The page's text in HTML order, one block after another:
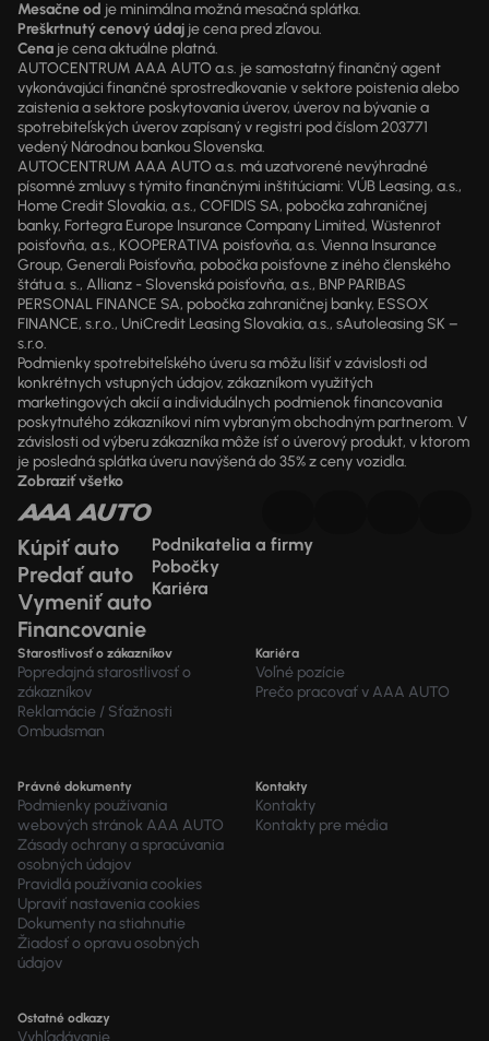
Mesačne od je minimálna možná mesačná splátka.
Preškrtnutý cenový údaj je cena pred zľavou.
Cena je cena aktuálne platná.
AUTOCENTRUM AAA AUTO a.s. je samostatný finančný agent
vykonávajúci finančné sprostredkovanie v sektore poistenia alebo
zaistenia a sektore poskytovania úverov, úverov na bývanie a
spotrebiteľských úverov zapísaný v registri pod číslom 203771
vedený Národnou bankou Slovenska.
AUTOCENTRUM AAA AUTO a.s. má uzatvorené nevýhradné
písomné zmluvy s týmito finančnými inštitúciami: VÚB Leasing, a.s.,
Home Credit Slovakia, a.s., COFIDIS SA, pobočka zahraničnej
banky, Fortegra Europe Insurance Company Limited, Wüstenrot
poisťovňa, a.s., KOOPERATIVA poisťovňa, a.s. Vienna Insurance
Group, Generali Poisťovňa, pobočka poisťovne z iného členského
štátu a. s., Allianz - Slovenská poisťovňa, a.s., BNP PARIBAS
PERSONAL FINANCE SA, pobočka zahraničnej banky, ESSOX
FINANCE, s.r.o., UniCredit Leasing Slovakia, a.s., sAutoleasing SK –
s.r.o.
Podmienky spotrebiteľského úveru sa môžu líšiť v závislosti od
konkrétnych vstupných údajov, zákazníkom využitých
marketingových akcií a individuálnych podmienok financovania
poskytnutého zákazníkovi ním vybraným obchodným partnerom. V
závislosti od výberu zákazníka môže ísť o úverový produkt, v ktorom
je posledná splátka úveru navýšená do 35% z ceny vozidla.
Zobraziť všetko
Kúpiť auto
Predať auto
Vymeniť auto
Financovanie
Podnikatelia a firmy
Pobočky
Kariéra
Starostlivosť o zákazníkov
Popredajná starostlivosť o
zákazníkov
Reklamácie / Sťažnosti
Ombudsman
Kariéra
Voľné pozície
Prečo pracovať v AAA AUTO
Právné dokumenty
Podmienky používania
webových stránok AAA AUTO
Zásady ochrany a spracúvania
osobných údajov
Pravidlá používania cookies
Upraviť nastavenia cookies
Dokumenty na stiahnutie
Žiadosť o opravu osobných
údajov
Kontakty
Kontakty
Kontakty pre média
Ostatné odkazy
Vyhľadávanie